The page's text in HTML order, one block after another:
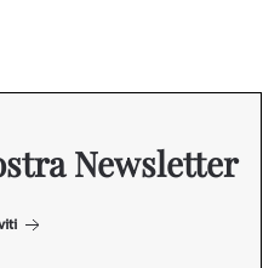
Newsletter